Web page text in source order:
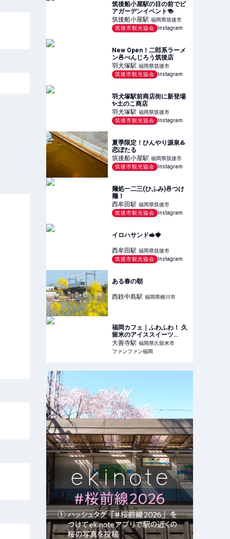
筑後船小屋駅の目の前でビ
アガーデンイベント🍻
筑後船小屋駅 福岡県筑後市
筑後市観光協会
Instagram
New Open！二郎系ラーメ
ン🍜べんじろう筑後店
羽犬塚駅 福岡県筑後市
筑後市観光協会
Instagram
羽犬塚駅前商店街に新登場
✨️土のこ商店
羽犬塚駅 福岡県筑後市
筑後市観光協会
Instagram
夏季限定！ひんやり源泉♨️
恋ぼたる
筑後船小屋駅 福岡県筑後市
筑後市観光協会
Instagram
麺処一二三(ひふみ)🍜つけ
麺！
西牟田駅 福岡県筑後市
筑後市観光協会
Instagram
イロハサンド🥪🍓
西牟田駅 福岡県筑後市
筑後市観光協会
Instagram
ある春の朝
西鉄中島駅 福岡県柳川市
福岡カフェ｜ふわふわ！ 久
留米のアイススイーツ
♡【QQQ KURUME】〜グ
ルメ探検隊〜 | ファンファ
大善寺駅 福岡県久留米市
ファンファン福岡